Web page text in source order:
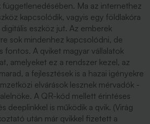
függetlenedésében. Ma az internethez
kapcsolódik, vagyis egy földlakóra
eszköz jut. Az emberek
sok mindenhez kapcsolódni, de
fontos. A qviket magyar vállalatok
amelyeket ez a rendszer kezel, az
a fejlesztések is a hazai igényekre
elvárások lesznek mérvadók -
A QR-kód mellett érintéses
deeplinkkel is működik a qvik. (Virág
után már qvikkel fizetett a